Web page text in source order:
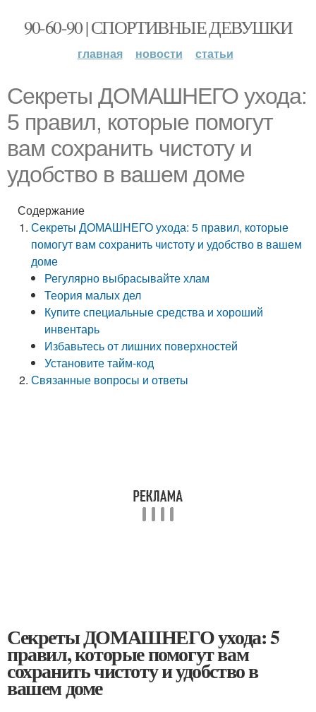
90-60-90 | СПОРТИВНЫЕ ДЕВУШКИ
главная новости статьи
Секреты ДОМАШНЕГО ухода:
5 правил, которые помогут
вам сохранить чистоту и
удобство в вашем доме
Содержание
Секреты ДОМАШНЕГО ухода: 5 правил, которые
помогут вам сохранить чистоту и удобство в вашем
доме
Регулярно выбрасывайте хлам
Теория малых дел
Купите специальные средства и хороший
инвентарь
Избавьтесь от лишних поверхностей
Установите тайм-код
Связанные вопросы и ответы
Секреты ДОМАШНЕГО ухода: 5
правил, которые помогут вам
сохранить чистоту и удобство в
вашем доме